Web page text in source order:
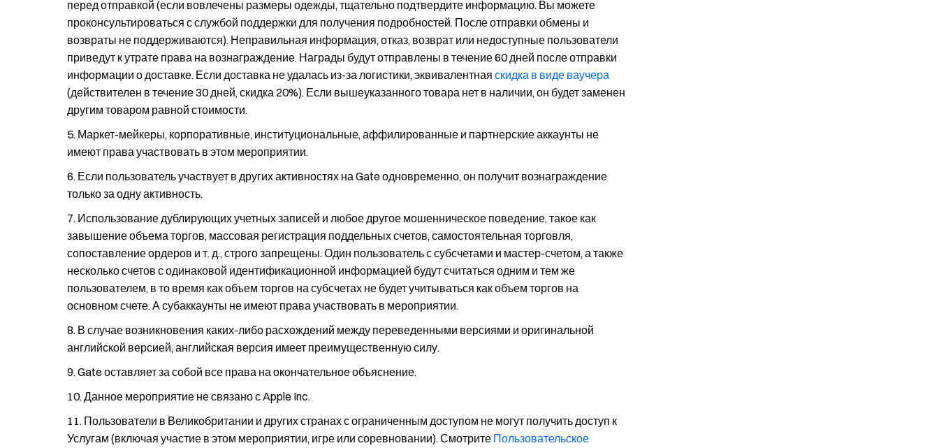
перед отправкой (если вовлечены размеры одежды, тщательно подтвердите информацию. Вы можете
проконсультироваться с службой поддержки для получения подробностей. После отправки обмены и
возвраты не поддерживаются). Неправильная информация, отказ, возврат или недоступные пользователи
приведут к утрате права на вознаграждение. Награды будут отправлены в течение 60 дней после отправки
информации о доставке. Если доставка не удалась из-за логистики, эквивалентная скидка в виде ваучера
(действителен в течение 30 дней, скидка 20%). Если вышеуказанного товара нет в наличии, он будет заменен
другим товаром равной стоимости.
Маркет-мейкеры, корпоративные, институциональные, аффилированные и партнерские аккаунты не
имеют права участвовать в этом мероприятии.
Если пользователь участвует в других активностях на Gate одновременно, он получит вознаграждение
только за одну активность.
Использование дублирующих учетных записей и любое другое мошенническое поведение, такое как
завышение объема торгов, массовая регистрация поддельных счетов, самостоятельная торговля,
сопоставление ордеров и т. д., строго запрещены. Один пользователь с субсчетами и мастер-счетом, а также
несколько счетов с одинаковой идентификационной информацией будут считаться одним и тем же
пользователем, в то время как объем торгов на субсчетах не будет учитываться как объем торгов на
основном счете. А субаккаунты не имеют права участвовать в мероприятии.
В случае возникновения каких-либо расхождений между переведенными версиями и оригинальной
английской версией, английская версия имеет преимущественную силу.
Gate оставляет за собой все права на окончательное объяснение.
Данное мероприятие не связано с Apple Inc.
Пользователи в Великобритании и других странах с ограниченным доступом не могут получить доступ к
Услугам (включая участие в этом мероприятии, игре или соревновании). Смотрите Пользовательское